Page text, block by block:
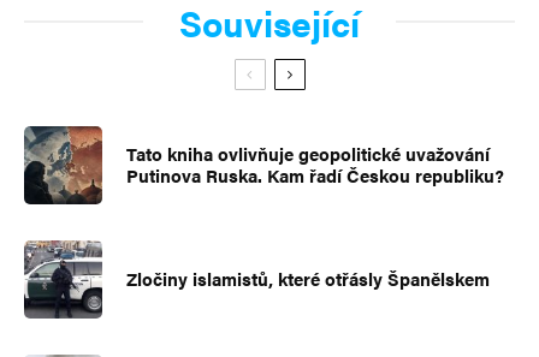
Související
Tato kniha ovlivňuje geopolitické uvažování
Putinova Ruska. Kam řadí Českou republiku?
Zločiny islamistů, které otřásly Španělskem